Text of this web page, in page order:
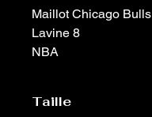
Maillot Chicago Bulls
Lavine 8
NBA
Taille